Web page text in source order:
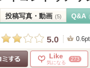
投稿写真・動画 (5) Q&A
5.0 0.6pt
Like
気になる
273